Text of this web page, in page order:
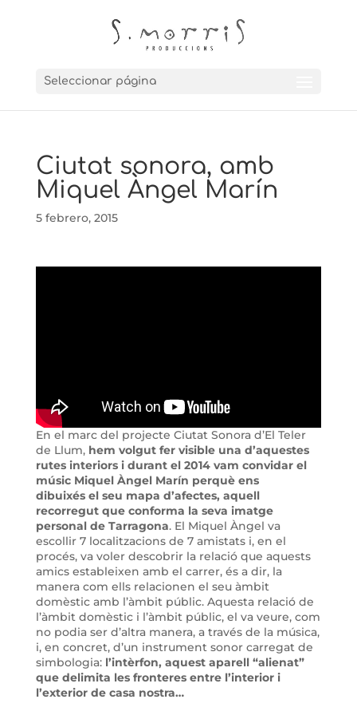
Seleccionar página
Ciutat sonora, amb
Miquel Àngel Marín
5 febrero, 2015
En el marc del projecte Ciutat Sonora d’El Teler
de Llum, hem volgut fer visible una d’aquestes
rutes interiors i durant el 2014 vam convidar el
músic Miquel Àngel Marín perquè ens
dibuixés el seu mapa d’afectes, aquell
recorregut que conforma la seva imatge
personal de Tarragona. El Miquel Àngel va
escollir 7 localitzacions de 7 amistats i, en el
procés, va voler descobrir la relació que aquests
amics estableixen amb el carrer, és a dir, la
manera com ells relacionen el seu àmbit
domèstic amb l’àmbit públic. Aquesta relació de
l’àmbit domèstic i l’àmbit públic, el va veure, com
no podia ser d’altra manera, a través de la música,
i, en concret, d’un instrument sonor carregat de
simbologia: l’intèrfon, aquest aparell “alienat”
que delimita les fronteres entre l’interior i
l’exterior de casa nostra…